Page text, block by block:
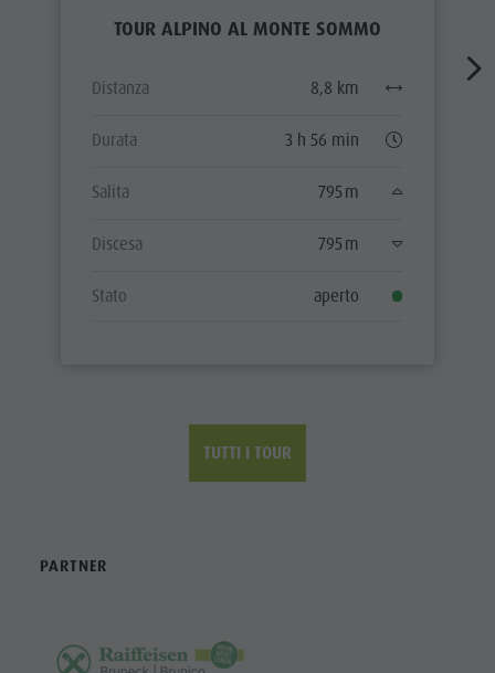
TOUR ALPINO AL MONTE SOMMO
Distanza 8,8 km
Durata 3 h 56 min
Salita 795 m
Discesa 795 m
Stato aperto
TUTTI I TOUR
PARTNER